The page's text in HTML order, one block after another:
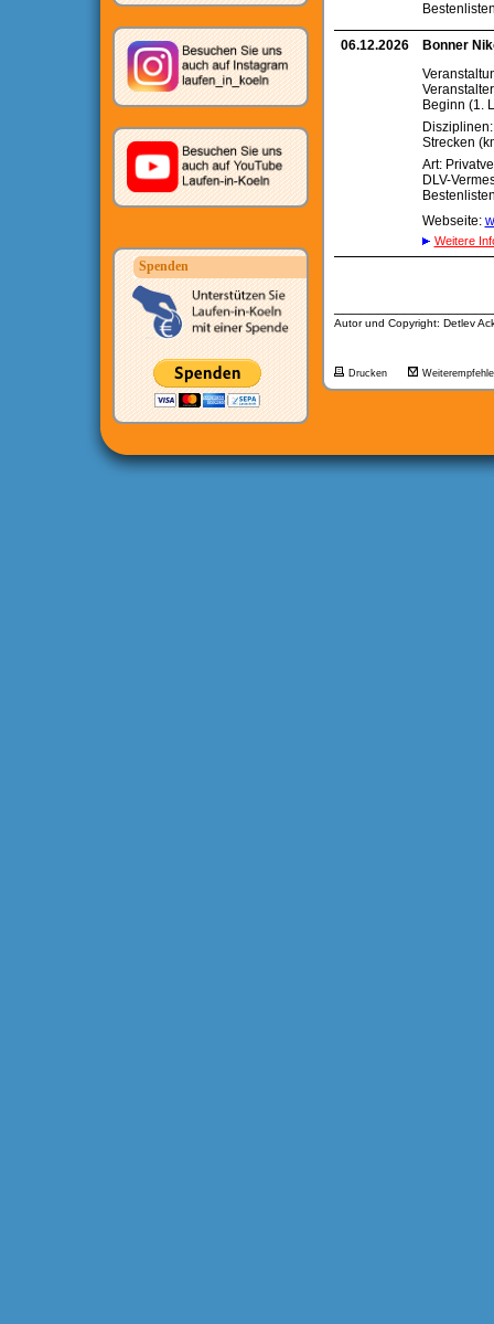
Spenden
06.12.2026
Bonner
Beginn (1.
Strecken
Art:
DLV-
Webseite:
Weitere
Autor und Copyright: Detlev
Drucken